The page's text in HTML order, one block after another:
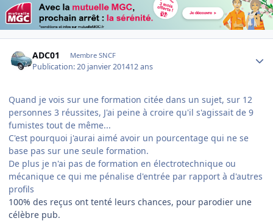
ADC01 Membre SNCF
Publication:20 janvier 201412 ans
Quand je vois sur une formation citée dans un sujet, sur 12
personnes 3 réussites, J'ai peine à croire qu'il s'agissait de 9
fumistes tout de même...
C'est pourquoi j'aurai aimé avoir un pourcentage qui ne se
base pas sur une seule formation.
De plus je n'ai pas de formation en électrotechnique ou
mécanique ce qui me pénalise d'entrée par rapport à d'autres
profils
100% des reçus ont tenté leurs chances, pour parodier une
célèbre pub.